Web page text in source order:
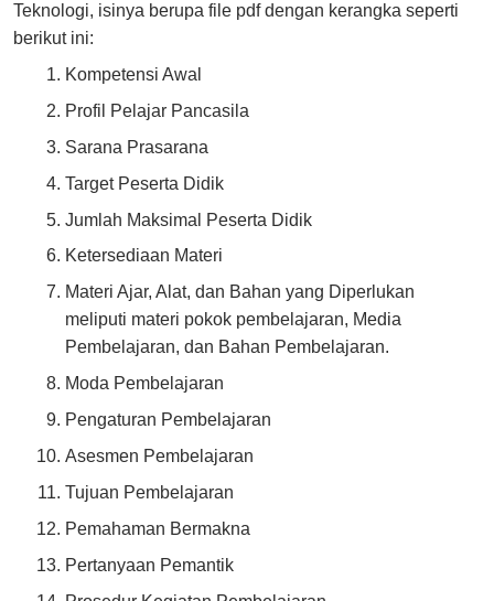
Teknologi, isinya berupa file pdf dengan kerangka seperti
berikut ini:
Kompetensi Awal
Profil Pelajar Pancasila
Sarana Prasarana
Target Peserta Didik
Jumlah Maksimal Peserta Didik
Ketersediaan Materi
Materi Ajar, Alat, dan Bahan yang Diperlukan
meliputi materi pokok pembelajaran, Media
Pembelajaran, dan Bahan Pembelajaran.
Moda Pembelajaran
Pengaturan Pembelajaran
Asesmen Pembelajaran
Tujuan Pembelajaran
Pemahaman Bermakna
Pertanyaan Pemantik